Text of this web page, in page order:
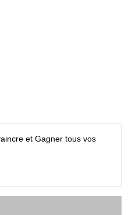
et Gagner tous vos